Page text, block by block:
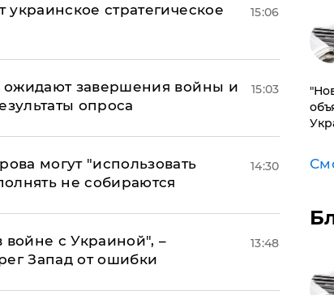
украинское стратегическое
15:06
ожидают завершения войны и
опроса
15:03
могут "использовать
не собираются
14:30
с Украиной", –
Запад от ошибки
13:48